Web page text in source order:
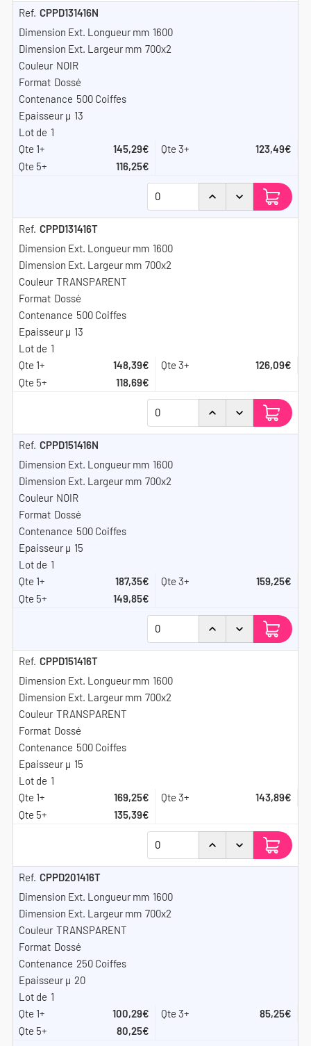
CPPD131416N
1600
700x2
NOIR
Dossé
500 Coiffes
13
1
145,29€
123,49€
116,25€
CPPD131416T
1600
700x2
TRANSPARENT
Dossé
500 Coiffes
13
1
148,39€
126,09€
118,69€
CPPD151416N
1600
700x2
NOIR
Dossé
500 Coiffes
15
1
187,35€
159,25€
149,85€
CPPD151416T
1600
700x2
TRANSPARENT
Dossé
500 Coiffes
15
1
169,25€
143,89€
135,39€
CPPD201416T
1600
700x2
TRANSPARENT
Dossé
250 Coiffes
20
1
100,29€
85,25€
80,25€